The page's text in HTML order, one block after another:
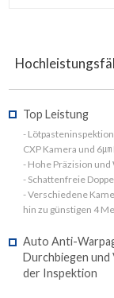
Top Leistung
-
CXP Kamera und 6
- Hohe Präzision
- Schattenfreie
- Verschiedene
hin zu günstigen 4
Auto Anti-
Durchbiegen
der Inspektion